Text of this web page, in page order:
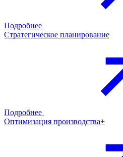
Подробнее
Стратегическое планирование
Подробнее
Оптимизация производства+